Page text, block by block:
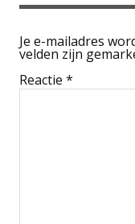
Je e-mailadres
velden zijn
Reactie *